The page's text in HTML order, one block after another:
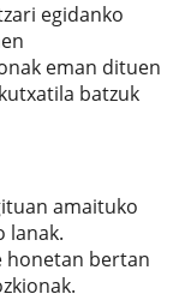
egidanko
eman dituen
batzuk
amaituko
lanak.
honetan bertan